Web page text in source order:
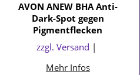
AVON ANEW BHA Anti-
Dark-Spot gegen
Pigmentflecken
zzgl. Versand
Mehr Infos